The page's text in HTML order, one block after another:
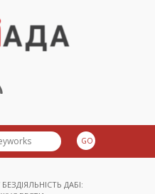
БЕЗДІЯЛЬНІСТЬ ДАБІ: